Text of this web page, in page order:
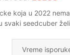
koja u 2022
svaki seedcuber
Vreme